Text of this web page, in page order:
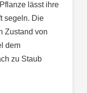
lässt ihre
segeln. Die
Zustand von
dem
zu Staub